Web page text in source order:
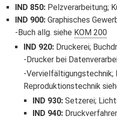
IND 850:Pelzverarbeitung;
IND 900:Graphisches
Buch allg. siehe KOM 200
IND 920: Druckerei;
Drucker bei
Vervielfältigungstechnik;
Reproduktionstechnik
IND 930:Setzerei;
IND 940: